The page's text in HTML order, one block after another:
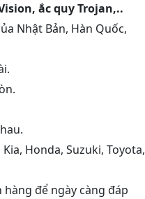
ắc quy Trojan,..
Nhật Bản, Hàn Quốc,
Honda, Suzuki, Toyota,
để ngày càng đáp